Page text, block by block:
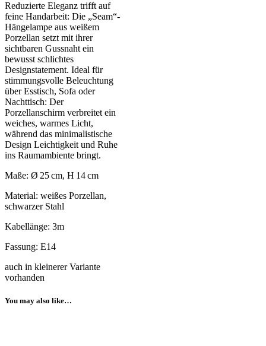
Reduzierte Eleganz trifft auf
feine Handarbeit: Die „Seam“-
Hängelampe aus weißem
Porzellan setzt mit ihrer
sichtbaren Gussnaht ein
bewusst schlichtes
Designstatement. Ideal für
stimmungsvolle Beleuchtung
über Esstisch, Sofa oder
Nachttisch: Der
Porzellanschirm verbreitet ein
weiches, warmes Licht,
während das minimalistische
Design Leichtigkeit und Ruhe
ins Raumambiente bringt.
Maße: Ø 25 cm, H 14 cm
Material: weißes Porzellan,
schwarzer Stahl
Kabellänge: 3m
Fassung: E14
auch in kleinerer Variante
vorhanden
You may also like…